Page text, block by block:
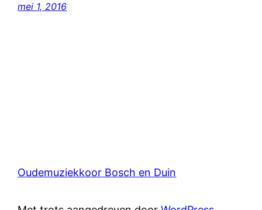
mei 1, 2016
Oudemuziekkoor Bosch en Duin